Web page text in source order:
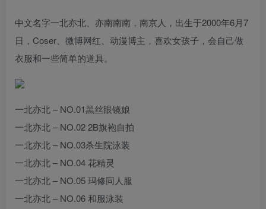
中文名字一北亦北、亦南南南，南京人，出生于2000年6月7
日，Coser、微博网红、动漫博主，喜欢女孩子，会自己做
衣服和一些简单的道具。
一北亦北 – NO.01黑丝眼镜娘
一北亦北 – NO.02 2B旗袍自拍
一北亦北 – NO.03杀生院泳装
一北亦北 – NO.04 花精灵
一北亦北 – NO.05 玛修同人服
一北亦北 – NO.06 和服泳装